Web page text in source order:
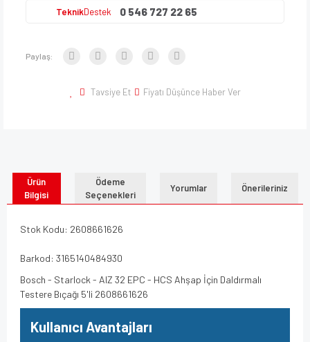
TeknikDestek 0 546 727 22 65
Paylaş:
Tavsiye Et Fiyatı Düşünce Haber Ver
Ürün
Bilgisi
Ödeme
Seçenekleri
Yorumlar Önerileriniz
Stok Kodu: 2608661626
Barkod: 3165140484930
Bosch - Starlock - AIZ 32 EPC - HCS Ahşap İçin Daldırmalı
Testere Bıçağı 5'li 2608661626
Kullanıcı Avantajları